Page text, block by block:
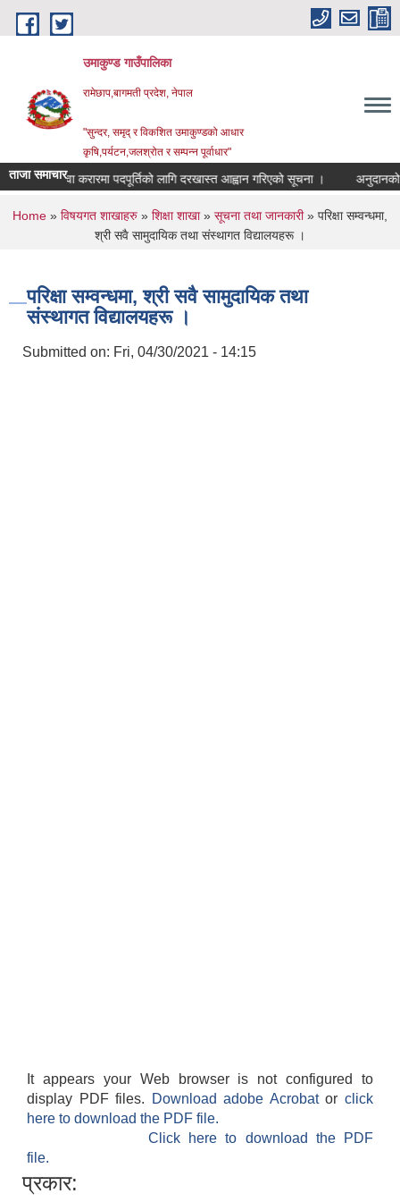
Skip to main content
उमाकुण्ड गाउँपालिका
रामेछाप,बागमती प्रदेश, नेपाल
"सुन्दर, समृद् र विकशित उमाकुण्डको आधार
कृषि,पर्यटन,जलश्रोत र सम्पन्न पूर्वाधार"
ताजा समाचार
सेवा करारमा पदपूर्तिको लागि दरखास्त आह्वान गरिएको सूचना । अनुदानको
You are here
Home » विषयगत शाखाहरु » शिक्षा शाखा» सूचना तथा जानकारी» परिक्षा सम्वन्धमा,
श्री सवै सामुदायिक तथा संस्थागत विद्यालयहरू ।
परिक्षा सम्वन्धमा, श्री सवै सामुदायिक तथा
संस्थागत विद्यालयहरू ।
Submitted on: Fri, 04/30/2021 - 14:15
It appears your Web browser is not configured to
display PDF files.
Download adobe Acrobatorclick
here to download the PDF file.
Click here to download the PDF
file.
प्रकार: